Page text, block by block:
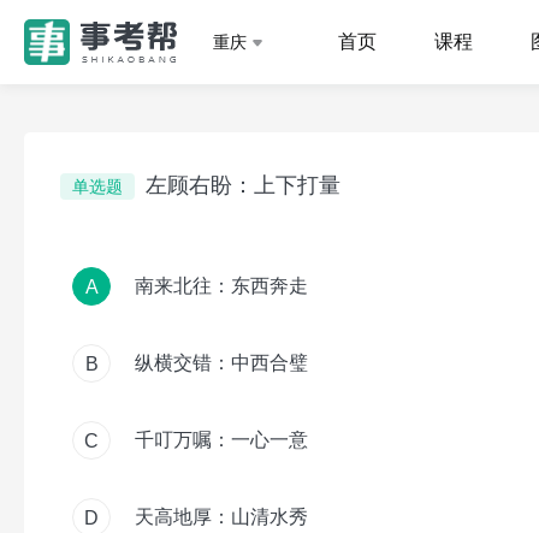
重庆 首页 课程
单选题 左顾右盼：上下打量
A 南来北往：东西奔走
B 纵横交错：中西合璧
C 千叮万嘱：一心一意
D 天高地厚：山清水秀